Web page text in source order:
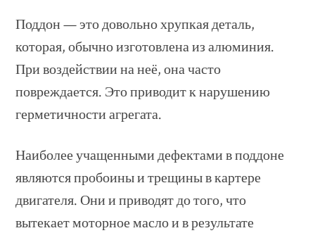
Поддон — это довольно хрупкая деталь,
которая, обычно изготовлена из алюминия.
При воздействии на неё, она часто
повреждается. Это приводит к нарушению
герметичности агрегата.
Наиболее учащенными дефектами в поддоне
являются пробоины и трещины в картере
двигателя. Они и приводят до того, что
вытекает моторное масло и в результате